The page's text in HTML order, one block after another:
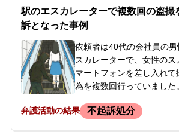
児童ポルノのデータも見つ
日、警察から署へ来るよう
頼者は、今後の見通しや余
な不安を抱き、当事務所へ
した。
駅のエスカレーターで複数回の盗撮
訴となった事例
依頼者は40代の会社員の
スカレーターで、女性のス
マートフォンを差し入れて
為を複数回行っていました
警察官に声をかけられ、警
弁護活動の結果 不起訴処分